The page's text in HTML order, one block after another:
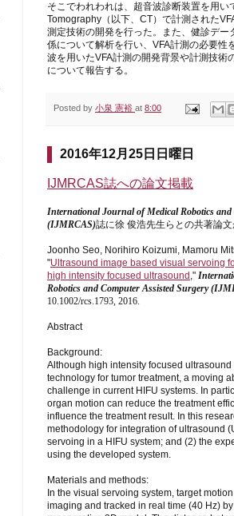
そこでわれわれは、超音波診断装置を用い
Tomography（以下、CT）で計測された
測定技術の開発を行った。また、健診デー
係について解析を行い、VFA計測の必要性
波を用いたVFA計測の開発背景や計測技術
について報告する。
Posted by 小泉 憲裕 at 8:00
2016年12月25日日曜日
IJMRCAS誌への論文掲載
International Journal of Medical Robotics and
(IJMRCAS)誌に徐 俊浩先生らとの共著論文
Joonho Seo, Norihiro Koizumi, Mamoru
"Ultrasound image based visual servoing
high intensity focused ultrasound ,"
Robotics and Computer Assisted Surgery
10.1002/rcs.1793, 2016.
Abstract
Background:
Although high intensity focused
technology for tumor treatment, a moving
challenge in current HIFU systems. In
organ motion can reduce the treatment
influence the treatment result. In this
methodology for integration of ultrasound
servoing in a HIFU system; and (2) the
using the developed system.
Materials and methods:
In the visual servoing system, target
imaging and tracked in real time (40 Hz)